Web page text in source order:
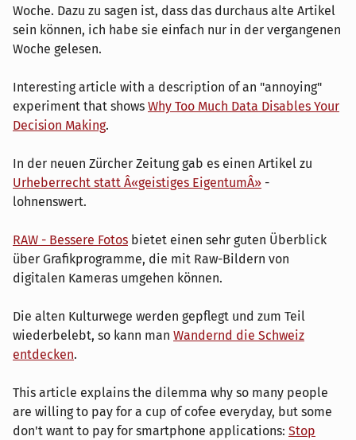
Woche. Dazu zu sagen ist, dass das durchaus alte Artikel
sein können, ich habe sie einfach nur in der vergangenen
Woche gelesen.
Interesting article with a description of an "annoying"
experiment that shows Why Too Much Data Disables Your
Decision Making.
In der neuen Zürcher Zeitung gab es einen Artikel zu
Urheberrecht statt Â«geistiges EigentumÂ» -
lohnenswert.
RAW - Bessere Fotos bietet einen sehr guten Überblick
über Grafikprogramme, die mit Raw-Bildern von
digitalen Kameras umgehen können.
Die alten Kulturwege werden gepflegt und zum Teil
wiederbelebt, so kann man Wandernd die Schweiz
entdecken.
This article explains the dilemma why so many people
are willing to pay for a cup of cofee everyday, but some
don't want to pay for smartphone applications: Stop